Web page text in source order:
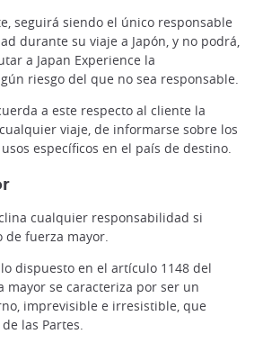
seguirá siendo el único responsable
durante su viaje a Japón, y no podrá,
a Japan Experience la
riesgo del que no sea responsable.
a este respecto al cliente la
viaje, de informarse sobre los
específicos en el país de destino.
cualquier responsabilidad si
de fuerza mayor.
dispuesto en el artículo 1148 del
mayor se caracteriza por ser un
imprevisible e irresistible, que
las Partes.